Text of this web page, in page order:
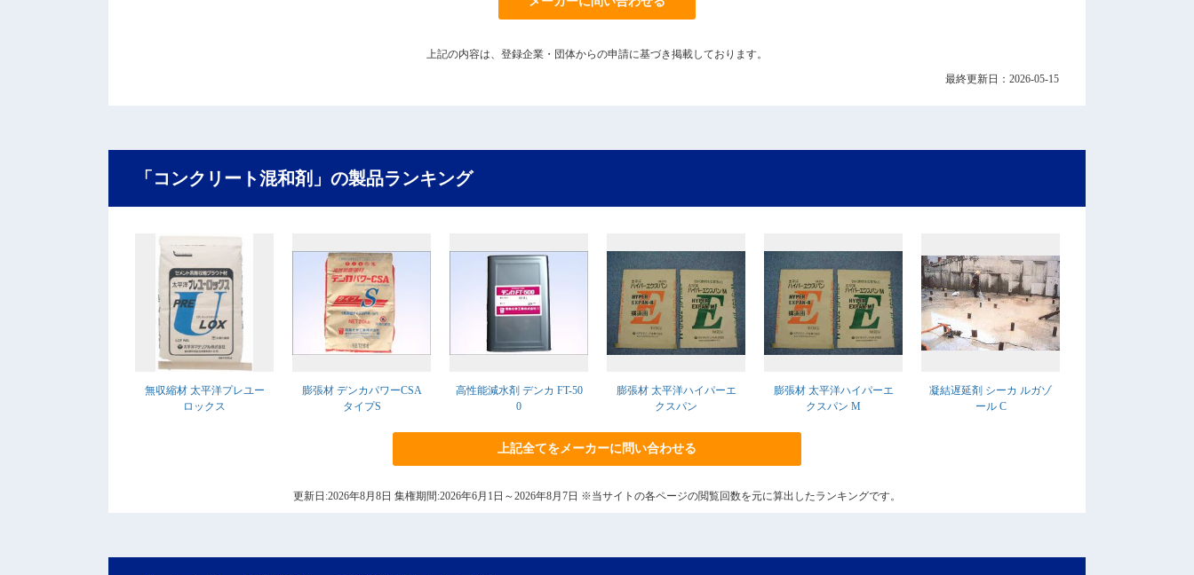
上記の内容は、登録企業・団体からの申請に基づき掲載しております。
最終更新日：2026-05-15
「コンクリート混和剤」の製品ランキング
無収縮材 太平洋プレユー
ロックス
膨張材 デンカパワーCSA
タイプS
高性能減水剤 デンカ FT-50
0
膨張材 太平洋ハイパーエ
クスパン
膨張材 太平洋ハイパーエ
クスパン M
凝結遅延剤 シーカ ルガゾ
ール C
上記全てをメーカーに問い合わせる
更新日:2026年8月8日 集権期間:2026年6月1日～2026年8月7日 ※当サイトの各ページの閲覧回数を元に算出したランキングです。